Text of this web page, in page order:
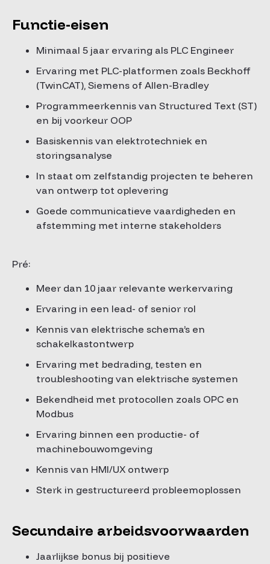
Functie-eisen
Minimaal 5 jaar ervaring als PLC Engineer
Ervaring met PLC-platformen zoals Beckhoff
(TwinCAT), Siemens of Allen-Bradley
Programmeerkennis van Structured Text (ST)
en bij voorkeur OOP
Basiskennis van elektrotechniek en
storingsanalyse
In staat om zelfstandig projecten te beheren
van ontwerp tot oplevering
Goede communicatieve vaardigheden en
afstemming met interne stakeholders
Pré:
Meer dan 10 jaar relevante werkervaring
Ervaring in een lead- of senior rol
Kennis van elektrische schema’s en
schakelkastontwerp
Ervaring met bedrading, testen en
troubleshooting van elektrische systemen
Bekendheid met protocollen zoals OPC en
Modbus
Ervaring binnen een productie- of
machinebouwomgeving
Kennis van HMI/UX ontwerp
Sterk in gestructureerd probleemoplossen
Secundaire arbeidsvoorwaarden
Jaarlijkse bonus bij positieve